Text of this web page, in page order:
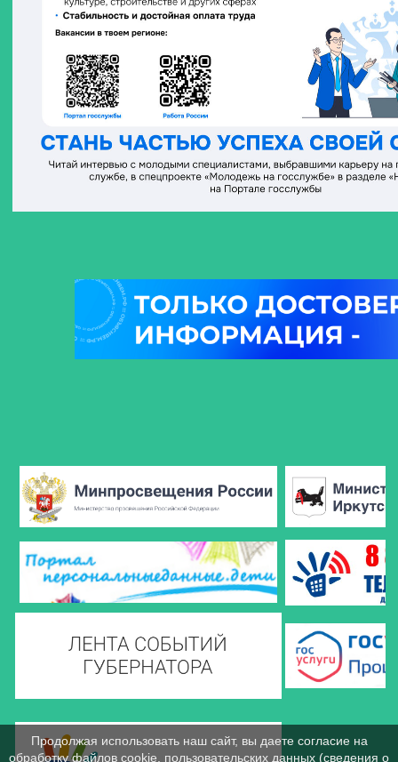
Продолжая использовать наш сайт, вы даете согласие на
обработку файлов cookie, пользовательских данных (сведения о